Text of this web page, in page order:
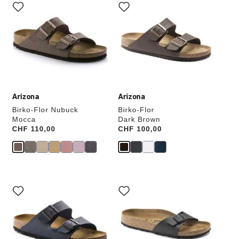
Arizona
Birko-Flor Nubuck
Mocca
Price:
CHF 110,00
sur
les
échantillons
de
couleurs
modifiera
l’image
Arizona
Birko-Flor
Dark Brown
Price:
CHF 100,00
sur
les
échantillons
couleurs
modifiera
sur
les
échantillons
de
couleurs
modifiera
sur
les
échantillons
de
couleurs
modifiera